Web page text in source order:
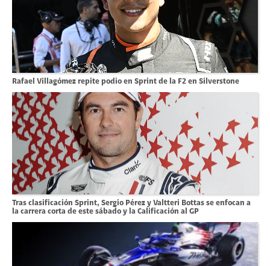
Rafael Villagómez repite podio en Sprint de la F2 en Silverstone
Tras clasificación Sprint, Sergio Pérez y Valtteri Bottas se enfocan a
la carrera corta de este sábado y la Calificación al GP